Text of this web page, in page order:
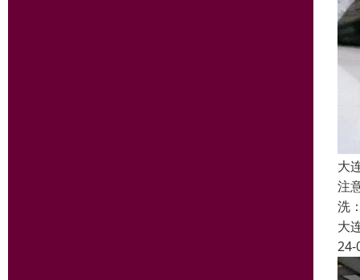
大
注
洗
大
24-